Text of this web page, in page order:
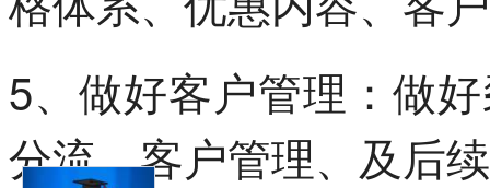
5、做好客户管理：做
分流、客户管理、及后